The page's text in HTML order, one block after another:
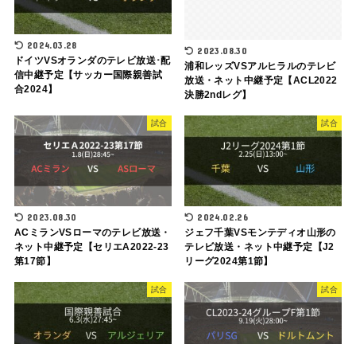
2024.03.28
ドイツVSオランダのテレビ放送･配
信中継予定【サッカー国際親善試
合2024】
2023.08.30
浦和レッズVSアルヒラルのテレビ
放送・ネット中継予定【ACL2022
決勝2ndレグ】
試合
2023.08.30
ACミランVSローマのテレビ放送・
ネット中継予定【セリエA2022-23
第17節】
試合
2024.02.26
ジェフ千葉VSモンテディオ山形の
テレビ放送・ネット中継予定【J2
リーグ2024第1節】
試合 試合